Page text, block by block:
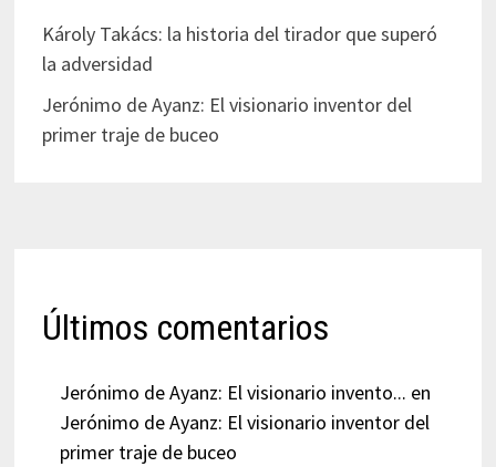
Károly Takács: la historia del tirador que superó
la adversidad
Jerónimo de Ayanz: El visionario inventor del
primer traje de buceo
Últimos comentarios
Jerónimo de Ayanz: El visionario invento... en
Jerónimo de Ayanz: El visionario inventor del
primer traje de buceo